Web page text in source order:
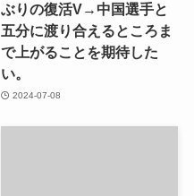
ぶりの復活V→中国選手と
五分に渡り合えるところま
で上がることを期待した
い。
2024-07-08